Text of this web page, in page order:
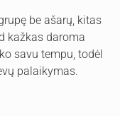
be ašarų, kitas
kažkas daroma
savu tempu, todėl
palaikymas.